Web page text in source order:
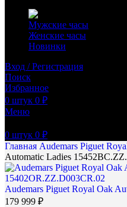
Мужские часы
Женские часы
Новинки
Вход / Регистрация
Поиск
Избранное
0 штук 0 ₽
Меню
0 штук 0 ₽
Главная Audemars Piguet
Automatic Ladies
Audemars Piguet Royal Oak
179 999 ₽